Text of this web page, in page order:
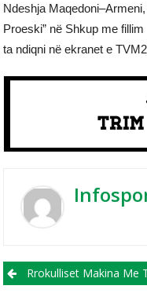
Ndeshja
Proeski” në Shkup me
ta ndiqni në ekranet e
Post navigation
Rrokulliset Makina Me Të Cilën Udhëtonin Trajneri Dhe Dy Lojtarë Të KF